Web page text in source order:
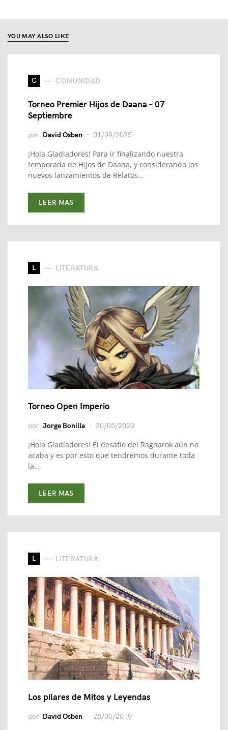
YOU MAY ALSO LIKE
C COMUNIDAD
Torneo Premier Hijos de Daana – 07
Septiembre
por David Osben 01/09/2025
¡Hola Gladiadores! Para ir finalizando nuestra
temporada de Hijos de Daana, y considerando los
nuevos lanzamientos de Relatos…
LEER MAS
L LITERATURA
Torneo Open Imperio
por Jorge Bonilla 30/05/2023
¡Hola Gladiadores! El desafío del Ragnarok aún no
acaba y es por esto que tendremos durante toda
la…
LEER MAS
L LITERATURA
Los pilares de Mitos y Leyendas
por David Osben 28/08/2019